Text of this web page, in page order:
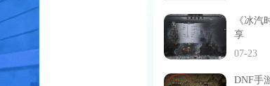
《冰汽
享
07-23
DNF手